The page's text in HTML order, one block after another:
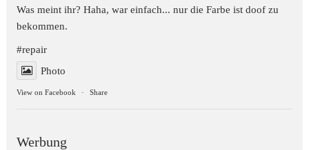
Was meint ihr? Haha, war einfach... nur die Farbe ist doof zu
bekommen.
#repair
Photo
View on Facebook · Share
Werbung